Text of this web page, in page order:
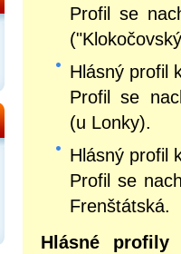
Profil se
Hlásný profil
Profil se
(u Lonky).
Hlásný profil
Profil se
Frenštátská.
Hlásné